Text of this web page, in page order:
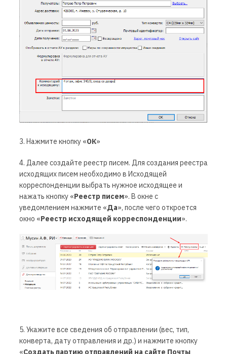
3. Нажмите кнопку «ОК»
4. Далее создайте реестр писем. Для создания реестра
исходящих писем необходимо в Исходящей
корреспонденции выбрать нужное исходящее и
нажать кнопку «Реестр писем». В окне с
уведомлением нажмите «Да», после чего откроется
окно «Реестр исходящей корреспонденции».
5. Укажите все сведения об отправлении (вес, тип,
конверта, дату отправления и др.) и нажмите кнопку
«Создать партию отправлений на сайте Почты